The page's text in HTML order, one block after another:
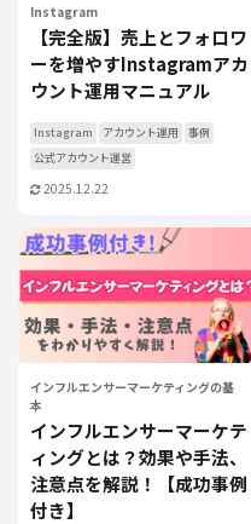
Instagram
【完全版】売上とフォロワ
ーを増やすInstagramアカ
ウント運用マニュアル
Instagram アカウント運用
事例
公式アカウント運営
2025.12.22
インフルエンサーマーケティングの基
本
インフルエンサーマーケテ
ィングとは？効果や手法、
注意点を解説！【成功事例
付き】